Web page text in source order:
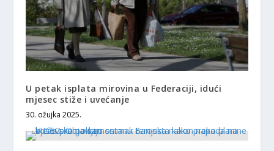
U petak isplata mirovina u Federaciji, idući
mjesec stiže i uvećanje
30. ožujka 2025.